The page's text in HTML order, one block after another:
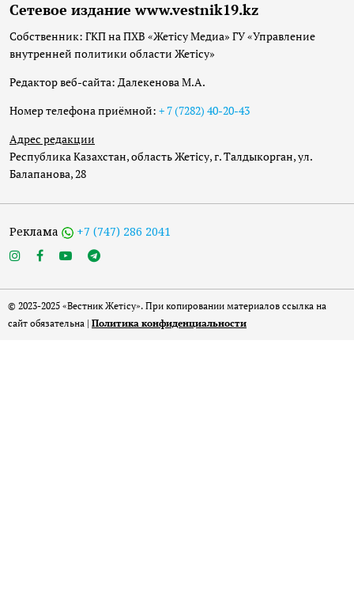
Сетевое издание www.vestnik19.kz
Собственник: ГКП на ПХВ «Жетісу Медиа» ГУ «Управление
внутренней политики области Жетісу»
Редактор веб-сайта: Далекенова М.А.
Номер телефона приёмной: + 7 (7282) 40-20-43
Адрес редакции
Республика Казахстан, область Жетісу, г. Талдыкорган, ул.
Балапанова, 28
Реклама +7 (747) 286 2041
© 2023-2025 «Вестник Жетісу». При копировании материалов ссылка на
сайт обязательна | Политика конфиденциальности